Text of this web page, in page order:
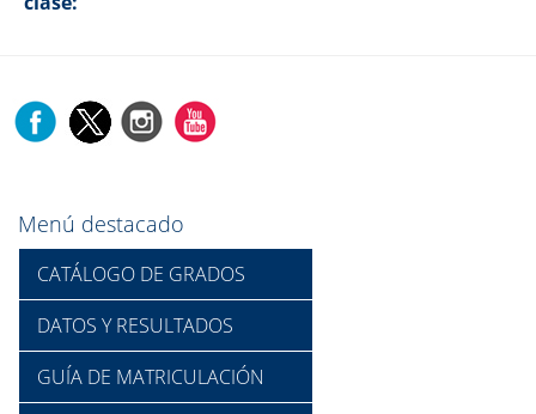
Menú destacado
CATÁLOGO DE GRADOS
DATOS Y RESULTADOS
GUÍA DE MATRICULACIÓN